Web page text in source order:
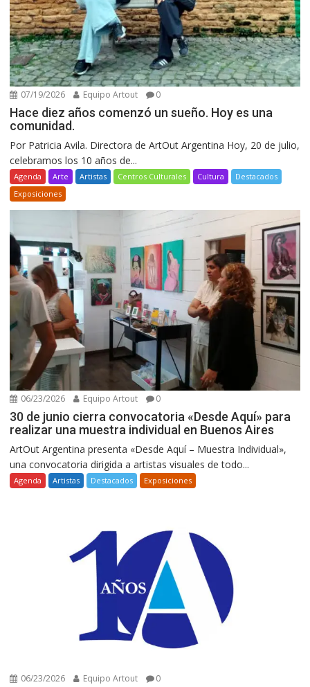
07/19/2026 Equipo Artout 0
Hace diez años comenzó un sueño. Hoy es una
comunidad.
Por Patricia Avila. Directora de ArtOut Argentina Hoy, 20 de julio,
celebramos los 10 años de...
Agenda Arte Artistas Centros Culturales Cultura
Destacados
Exposiciones
06/23/2026 Equipo Artout 0
30 de junio cierra convocatoria «Desde Aquí» para
realizar una muestra individual en Buenos Aires
ArtOut Argentina presenta «Desde Aquí – Muestra Individual»,
una convocatoria dirigida a artistas visuales de todo...
Agenda Artistas Destacados Exposiciones
06/23/2026 Equipo Artout 0